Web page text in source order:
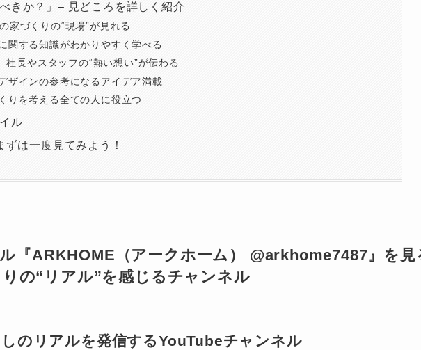
きか？」– 見どころを詳しく紹介
家づくりの“現場”が見れる
関する知識がわかりやすく学べる
社長やスタッフの“熱い想い”が伝わる
ザインの参考になるアイデア満載
りを考える全ての人に役立つ
ル
は一度見てみよう！
『ARKHOME（アークホーム） @arkhome7487』を見
の“リアル”を感じるチャンネル
のリアルを発信するYouTubeチャンネル